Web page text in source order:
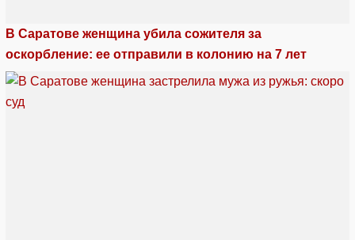
В Саратове женщина убила сожителя за
оскорбление: ее отправили в колонию на 7 лет